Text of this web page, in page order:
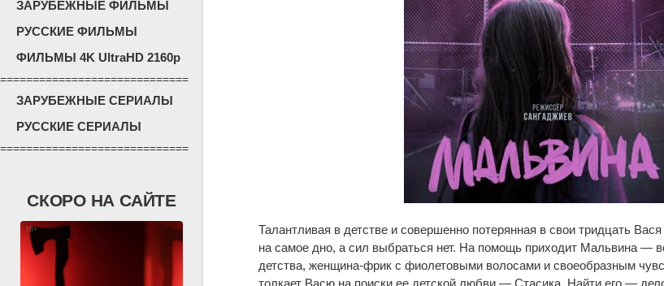
ЗАРУБЕЖНЫЕ ФИЛЬМЫ
РУССКИЕ ФИЛЬМЫ
ФИЛЬМЫ 4K UltraHD 2160p
=============================
ЗАРУБЕЖНЫЕ СЕРИАЛЫ
РУССКИЕ СЕРИАЛЫ
=============================
СКОРО НА САЙТЕ
Талантливая в детстве и совершенно потерянная в свои тридцать Вася
на самое дно, а сил выбраться нет. На помощь приходит Мальвина —
детства, женщина-фрик с фиолетовыми волосами и своеобразным
толкает Васю на поиски ее детской любви — Стасика. Найти его —